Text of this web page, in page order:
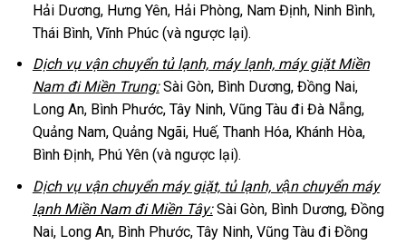
Hải Dương, Hưng Yên, Hải Phòng, Nam Định, Ninh Bình,
Thái Bình, Vĩnh Phúc (và ngược lại).
Dịch vụ vận chuyển tủ lạnh, máy lạnh, máy giặt Miền
Nam đi Miền Trung:Sài Gòn, Bình Dương, Đồng Nai,
Long An, Bình Phước, Tây Ninh, Vũng Tàu đi Đà Nẵng,
Quảng Nam, Quảng Ngãi, Huế, Thanh Hóa, Khánh Hòa,
Bình Định, Phú Yên (và ngược lại).
Dịch vụ vận chuyển máy giặt, tủ lạnh, vận chuyển máy
lạnh Miền Nam đi Miền Tây:Sài Gòn, Bình Dương, Đồng
Nai, Long An, Bình Phước, Tây Ninh, Vũng Tàu đi Đồng